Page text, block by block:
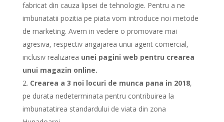
fabricat din cauza lipsei de tehnologie. Pentru a ne
imbunatatii pozitia pe piata vom introduce noi metode
de marketing. Avem in vedere o promovare mai
agresiva, respectiv angajarea unui agent comercial,
inclusiv realizarea unei pagini web pentru crearea
unui magazin online.
Crearea a 3 noi locuri de munca pana in 2018,
pe durata nedeterminata pentru contribuirea la
imbunatatirea standardului de viata din zona